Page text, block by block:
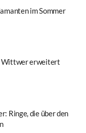
im Sommer
Wittwer erweitert
Ringe, die über den